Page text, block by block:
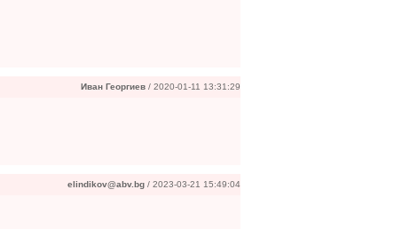
Иван Георгиев / 2020-01-11 13:31:29
elindikov@abv.bg / 2023-03-21 15:49:04